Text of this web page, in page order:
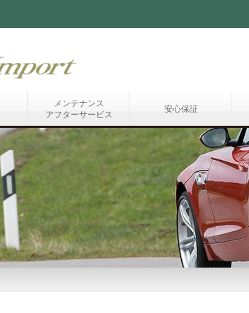
メンテナンス
アフターサービス
安心保証